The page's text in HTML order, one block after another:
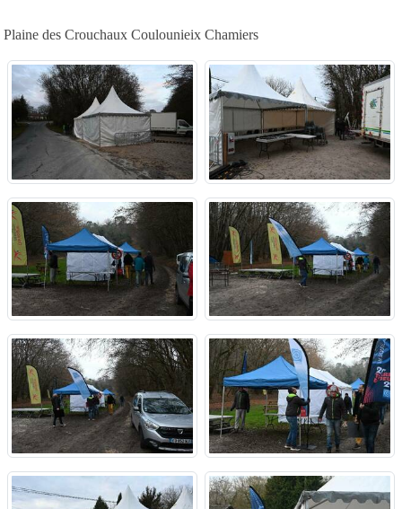
Plaine des Crouchaux Coulounieix Chamiers